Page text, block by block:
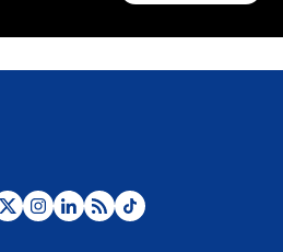
Posesión de Abelardo De La Espriella